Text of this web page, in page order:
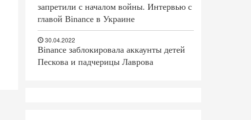
запретили с началом войны. Интервью с
главой Binance в Украине
30.04.2022
Binance заблокировала аккаунты детей
Пескова и падчерицы Лаврова